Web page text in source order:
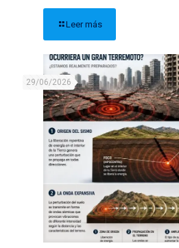
Leer más
29/06/2026